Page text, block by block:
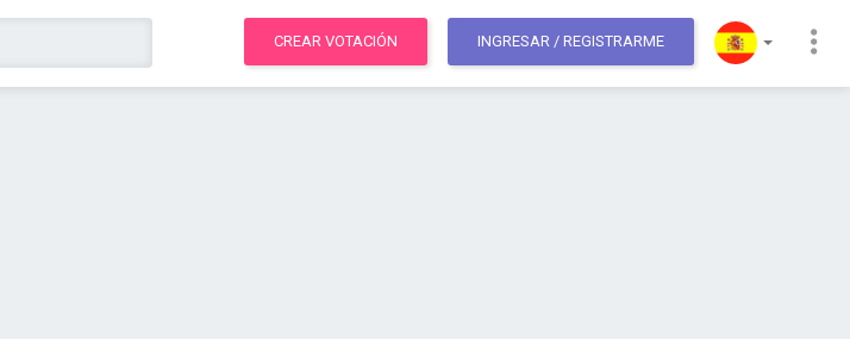
CREAR VOTACIÓN INGRESAR / REGISTRARME